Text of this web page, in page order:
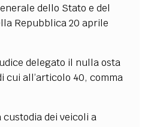
dello Stato e del
Repubblica 20 aprile
delegato il nulla osta
cui all’articolo 40, comma
dei veicoli a